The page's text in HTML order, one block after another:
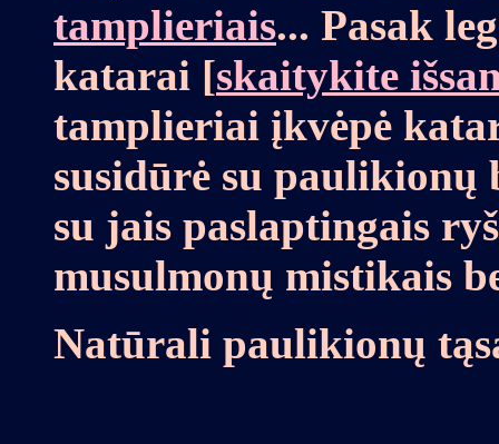
tamplieriais... Pasak
katarai [skaitykite
tamplieriai įkvėpė
susidūrė su paulikionų
su jais paslaptingais
musulmonų mistikais
Natūrali paulikionų